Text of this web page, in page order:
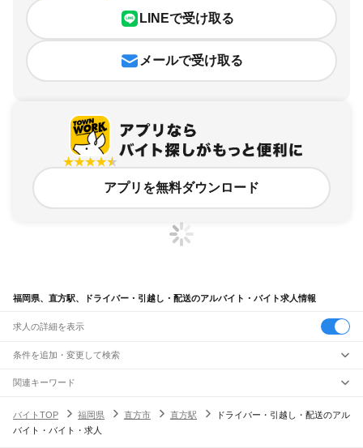
LINEで受け取る
メールで受け取る
アプリを無料ダウンロード
福岡県、直方駅、ドライバー・引越し・配送のアルバイト・バイト求人情報
求人の詳細を表示
条件を追加・変更して検索
市区町村を追加・変更
福岡県すべて
北九州市 すべて
駅を追加・変更
職種を追加・変更
関連キーワード
バイトTOP
福岡県 直方市 直方駅
ドライバー・引越し・配送のアル
バイト・バイト・求人